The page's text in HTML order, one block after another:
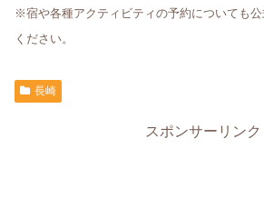
※宿や各種アクティビティの予約についても
ください。
長崎
スポンサーリンク